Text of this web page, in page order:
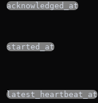
acknowledged_at
started_at
latest_heartbeat_at